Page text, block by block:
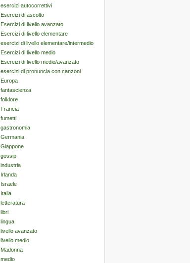
esercizi autocorrettivi
Esercizi di ascolto
Esercizi di livello avanzato
Esercizi di livello elementare
esercizi di livello elementare/intermedio
Esercizi di livello medio
Esercizi di livello medio/avanzato
esercizi di pronuncia con canzoni
Europa
fantascienza
folklore
Francia
fumetti
gastronomia
Germania
Giappone
gossip
industria
Irlanda
Israele
Italia
letteratura
libri
lingua
livello avanzato
livello medio
Madonna
medio